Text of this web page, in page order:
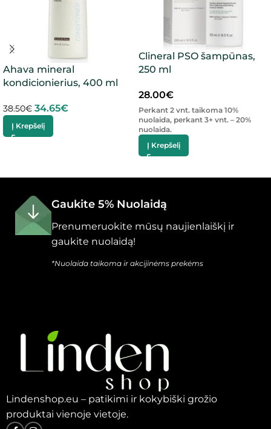
Ahava mineral
kondicionierius, 400 ml
38.50€ 34.65€
Į Krepšelį
Clineral PSO šampūnas,
250 ml
28.00€
Perkant 2 vnt. taikoma 10%
nuolaida, perkant 3+ vnt. – 20%
nuolaida.
Į Krepšelį
Gaukite 5% Nuolaidą
Prenumeruokite mūsų naujienlaiškį ir
gaukite nuolaidą!
*Nuolaida taikoma ir akcijinėms prekėms
Lindenshop.eu – patikimi ir kokybiški grožio
produktai vienoje vietoje.